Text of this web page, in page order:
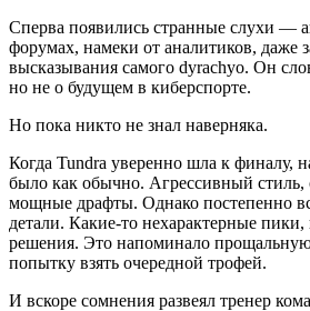
Сперва появились странные слухи —
форумах, намеки от аналитиков, даже
высказывания самого dyrachyo. Он
но не о будущем в киберспорте.
Но пока никто не знал наверняка.
Когда Tundra уверенно шла к финалу,
было как обычно. Агрессивный
мощные драфты. Однако постепенно
детали. Какие-то нехарактерные
решения. Это напоминало прощальную
попытку взять очередной трофей.
И вскоре сомнения развеял тренер